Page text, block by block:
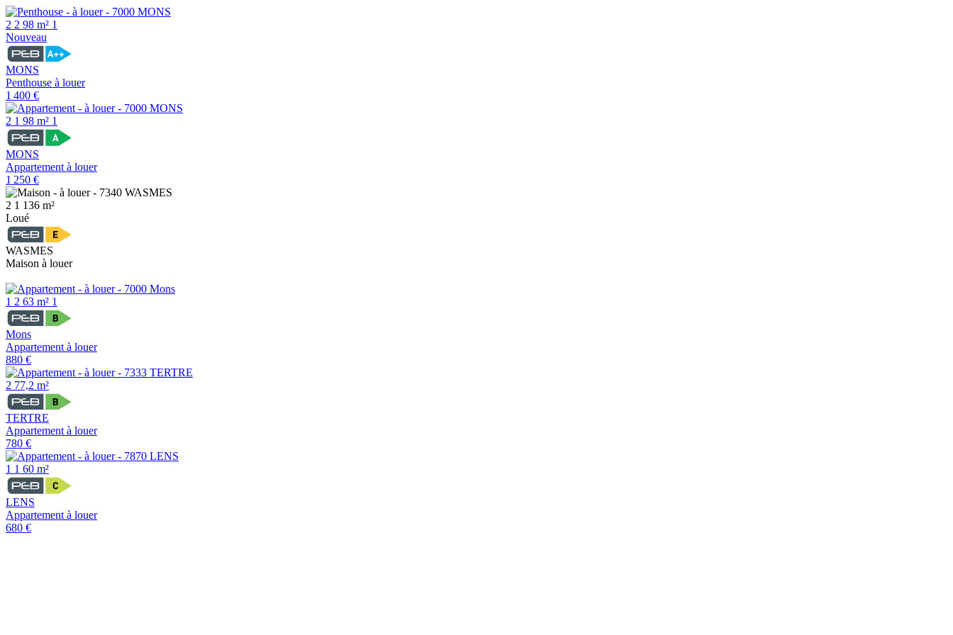
2 2 98 m² 1
Nouveau
MONS
Penthouse à louer
1 400 €
2 1 98 m² 1
MONS
Appartement à louer
1 250 €
2 1 136 m²
Loué
WASMES
Maison à louer
1 2 63 m² 1
Mons
Appartement à louer
880 €
2 77,2 m²
TERTRE
Appartement à louer
780 €
1 1 60 m²
LENS
Appartement à louer
680 €